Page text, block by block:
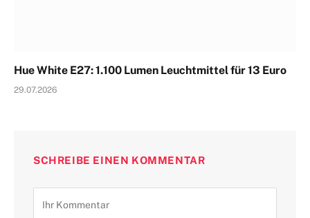
Hue White E27: 1.100 Lumen Leuchtmittel für 13 Euro
29.07.2026
SCHREIBE EINEN KOMMENTAR